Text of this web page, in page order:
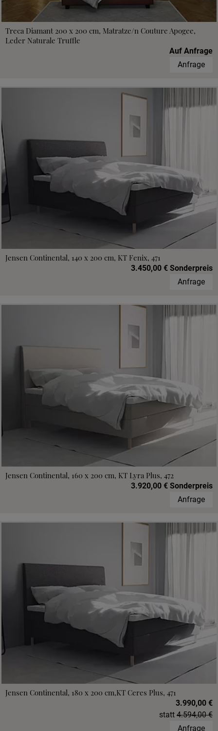
Treca Diamant 200 x 200 cm, Matratze/n Couture Apogee,
Leder Naturale Truffle
Auf Anfrage
Anfrage
Jensen Continental, 140 x 200 cm, KT Fenix, 471
3.450,00 € Sonderpreis
Anfrage
Jensen Continental, 160 x 200 cm, KT Lyra Plus, 472
3.920,00 € Sonderpreis
Anfrage
Jensen Continental, 180 x 200 cm,KT Ceres Plus, 471
3.990,00 €
statt 4.594,00 €
Anfrage